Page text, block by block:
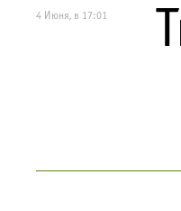
4 Июня, в 17:01